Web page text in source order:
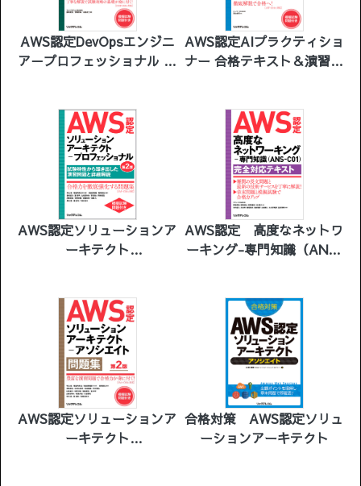
AWS認定DevOpsエンジニ
ア－プロフェッショナル テ
AWS認定AIプラクティショ
ナー 合格テキスト＆演習問
AWS認定ソリューションア
ーキテクト
AWS認定 高度なネットワ
ーキング-専門知識（ANS-
AWS認定ソリューションア
ーキテクト
合格対策 AWS認定ソリュ
ーションアーキテクト